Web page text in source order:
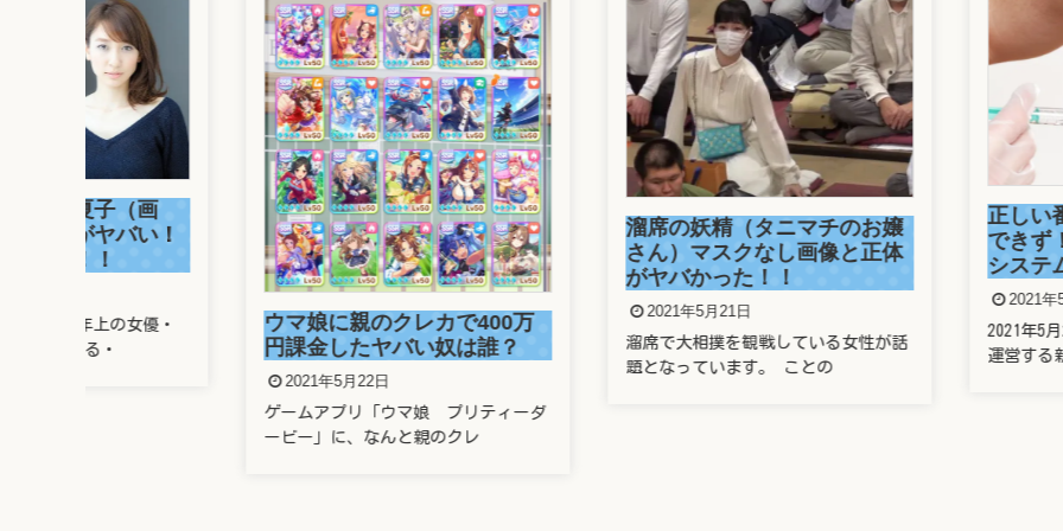
ウマ娘に親のクレカで400万
円課金したヤバい奴は誰？
ゲームアプリ「ウマ娘 プリティーダ
ービー」に、なんと親のクレ
溜席の妖精（タニマチのお嬢
さん）マスクなし画像と正体
がヤバかった！！
2021年5月21日
溜席で大相撲を観戦している女性が話
題となっています。 ことの
正しい番号でもワクチ
できず！防衛省の大規
システムに新たな欠陥
2021年5月21日の東京新聞で
運営する新型コロナ